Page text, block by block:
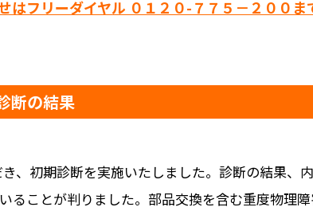
フリーダイヤル ０１２０-７７５－２００ま
断の結果
、初期診断を実施いたしました。診断の結果、
ることが判りました。部品交換を含む重度物理